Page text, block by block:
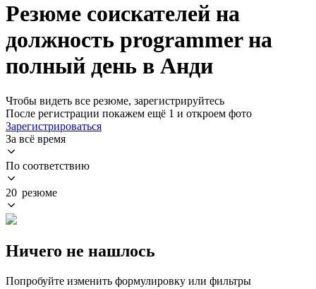
Резюме соискателей на
должность programmer на
полный день в Анди
Чтобы видеть все резюме, зарегистрируйтесь
После регистрации покажем ещё 1 и откроем фото
Зарегистрироваться
За всё время
По соответствию
20 резюме
Ничего не нашлось
Попробуйте изменить формулировку или фильтры